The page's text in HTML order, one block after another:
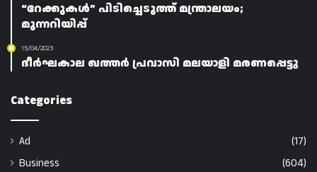
“റേക്കുകൾ” പിടിച്ചെടുത്ത് മന്ത്രാലയം;
മുന്നറിയിപ്പ്
15/04/2023
ദീർഘകാല ഖത്തർ പ്രവാസി മലയാളി മരണപ്പെട്ടു
Categories
Ad
(17)
Business
(604)